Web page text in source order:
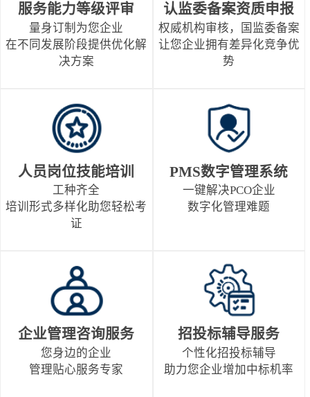
服务能力等级评审
量身订制为您企业
在不同发展阶段提供优化解
决方案
认监委备案资质申报
权威机构审核，国监委备案
让您企业拥有差异化竞争优
势
人员岗位技能培训
工种齐全
培训形式多样化助您轻松考
证
PMS数字管理系统
一键解决PCO企业
数字化管理难题
企业管理咨询服务
您身边的企业
管理贴心服务专家
招投标辅导服务
个性化招投标辅导
助力您企业增加中标机率